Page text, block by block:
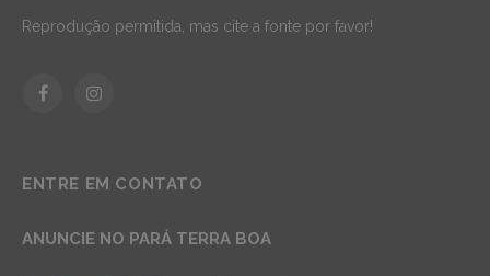
Reprodução permitida, mas cite a fonte por favor!
FacebookInstagram
ENTRE EM CONTATO
ANUNCIE NO PARÁ TERRA BOA